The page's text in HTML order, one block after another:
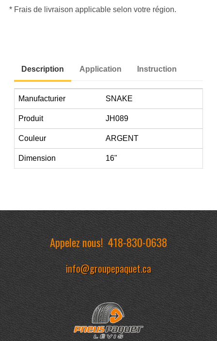
* Frais de livraison applicable selon votre région.
Description Application Instruction
Manufacturier SNAKE
Produit JH089
Couleur ARGENT
Dimension 16"
Appelez nous!418-830-0638
info@groupepaquet.ca